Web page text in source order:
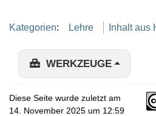
Kategorien: Lehre Inhalt aus
WERKZEUGE
Diese Seite wurde zuletzt am
14. November 2025 um 12:59